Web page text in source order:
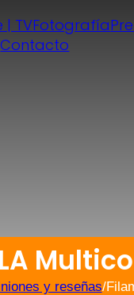
| TVFotografía
Contacto
y reseñas/